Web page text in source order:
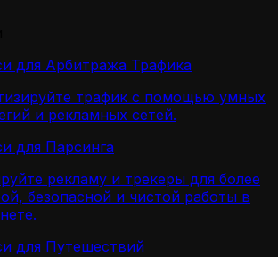
для Арбитража Трафика
трафик с помощью умных
и рекламных сетей.
для Парсинга
рекламу и трекеры для более
безопасной и чистой работы в
для Путешествий